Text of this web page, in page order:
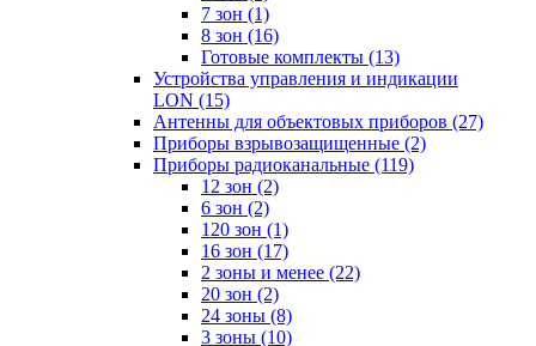
7 зон (1)
8 зон (16)
Готовые комплекты (13)
Устройства управления и индикации
LON (15)
Антенны для объектовых приборов (27)
Приборы взрывозащищенные (2)
Приборы радиоканальные (119)
12 зон (2)
6 зон (2)
120 зон (1)
16 зон (17)
2 зоны и менее (22)
20 зон (2)
24 зоны (8)
3 зоны (10)